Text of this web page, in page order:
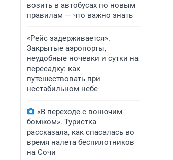
возить в автобусах по новым
правилам — что важно знать
«Рейс задерживается».
Закрытые аэропорты,
неудобные ночевки и сутки на
пересадку: как
путешествовать при
нестабильном небе
«В переходе с вонючим
бомжом». Туристка
рассказала, как спасалась во
время налета беспилотников
на Сочи